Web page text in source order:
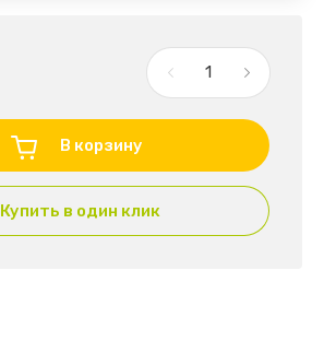
В корзину
Купить в один клик